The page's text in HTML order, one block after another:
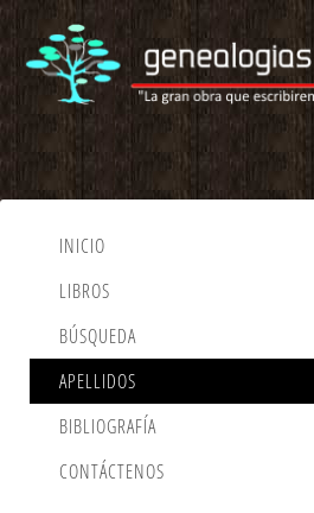
INICIO
LIBROS
BÚSQUEDA
APELLIDOS
BIBLIOGRAFÍA
CONTÁCTENOS